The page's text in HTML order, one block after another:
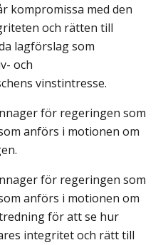
kompromissa med den
och rätten till
lagförslag som
och
vinstintresse.
för regeringen som
anförs i motionen om
för regeringen som
anförs i motionen om
för att se hur
integritet och rätt till